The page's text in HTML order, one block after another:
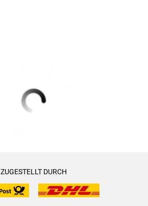
ZUGESTELLT DURCH